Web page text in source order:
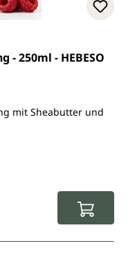
250ml - HEBESO
mit Sheabutter und